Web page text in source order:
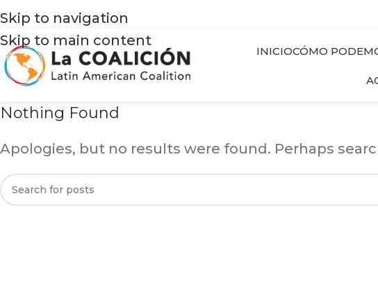
Skip to navigation
Skip to main content
INICIOCÓMO
Nothing Found
Apologies, but no results were found. Perhaps